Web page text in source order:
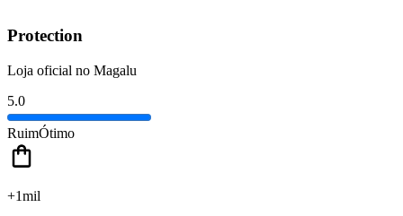
Protection
Loja oficial no Magalu
5.0
RuimÓtimo
+1mil